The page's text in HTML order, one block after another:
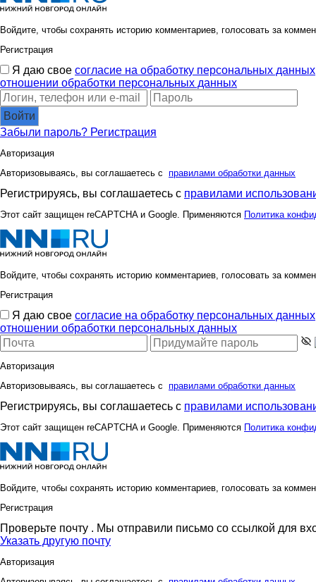
Войдите, чтобы сохранять историю комментариев, голосовать за
Регистрация
Я даю свое согласие на обработку персональных данных
отношении обработки персональных данных
Войти
Забыли пароль? Регистрация
Авторизация
Авторизовываясь, вы соглашаетесь с правилами обработки данных
Регистрируясь, вы соглашаетесь с правилами
Этот сайт защищен reCAPTCHA и Google. Применяются Политика
Войдите, чтобы сохранять историю комментариев, голосовать за
Регистрация
Я даю свое согласие на обработку персональных данных
отношении обработки персональных данных
Авторизация
Авторизовываясь, вы соглашаетесь с правилами обработки данных
Регистрируясь, вы соглашаетесь с правилами
Этот сайт защищен reCAPTCHA и Google. Применяются Политика
Войдите, чтобы сохранять историю комментариев, голосовать за
Регистрация
Проверьте почту . Мы отправили письмо со ссылкой для
Указать другую почту
Авторизация